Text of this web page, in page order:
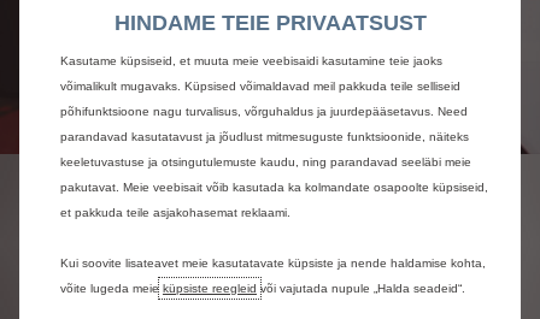
HOOLDUSE
LUBADUSED
Sinu Citroëni pistikuhübriidil on palju boonuseid, et
HINDAME TEIE PRIVAATSUST
Kasutame küpsiseid, et muuta meie veebisaidi kasutamine teie jaoks
võimalikult mugavaks. Küpsised võimaldavad meil pakkuda teile selliseid
põhifunktsioone nagu turvalisus, võrguhaldus ja juurdepääsetavus. Need
parandavad kasutatavust ja jõudlust mitmesuguste funktsioonide, näiteks
keeletuvastuse ja otsingutulemuste kaudu, ning parandavad seeläbi meie
pakutavat. Meie veebisait võib kasutada ka kolmandate osapoolte küpsiseid,
et pakkuda teile asjakohasemat reklaami.
Kui soovite lisateavet meie kasutatavate küpsiste ja nende haldamise kohta,
võite lugeda meie küpsiste reegleid või vajutada nupule „Halda seadeid“.